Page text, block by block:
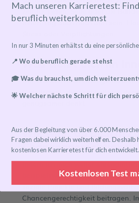
Zeit für Lesen, Serie oder die
freien Tag auch noch drin sein.
Was treibt dich im
Der Wunsch nach einer
Gesellschaft, die nachhaltiger,
Wie wirst du dich in
Chancengerechtigkeit
Indem ich mich weiter
beispielsweise durch Mentoring.
soziale Projekte und
Chancengerechtigkeit beitragen.
Mach unseren Karrieretest:
beruflich weiterkommst
In nur 3 Minuten erhältst du eine
📍 Wo du beruflich gerade stehst
🎓 Was du brauchst, um dich
🌟 Welcher nächste Schritt für dich
Aus der Begleitung von über 6.000
Fragen dabei wirklich weiterhelfen. Deshalb
kostenlosen Karrieretest für dich entwickelt.
Kostenlosen Test